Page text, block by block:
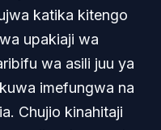
katika kitengo
upakiaji wa
wa asili juu ya
imefungwa na
Chujio kinahitaji